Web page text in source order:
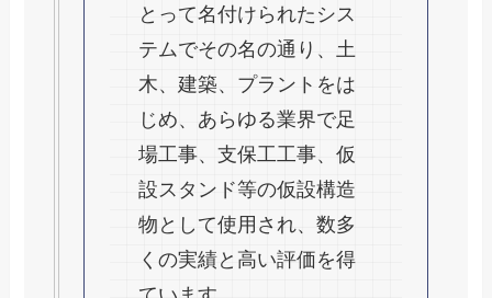
とって名付けられたシス
テムでその名の通り、土
木、建築、プラントをは
じめ、あらゆる業界で足
場工事、支保工工事、仮
設スタンド等の仮設構造
物として使用され、数多
くの実績と高い評価を得